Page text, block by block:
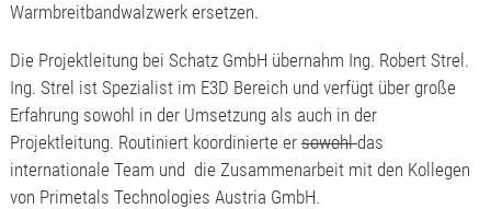
Warmbreitbandwalzwerk ersetzen.
Die Projektleitung bei Schatz GmbH übernahm Ing. Robert Strel.
Ing. Strel ist Spezialist im E3D Bereich und verfügt über große
Erfahrung sowohl in der Umsetzung als auch in der
Projektleitung. Routiniert koordinierte er sowohldas
internationale Team und die Zusammenarbeit mit den Kollegen
von Primetals Technologies Austria GmbH.